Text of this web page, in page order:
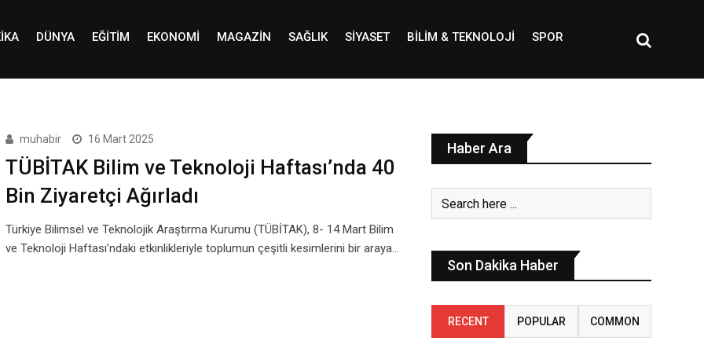
DÜNYA EĞITIM EKONOMI MAGAZIN SAĞLIK SIYASET BILIM & TEKNOLOJI SPOR
muhabir 16 Mart 2025
TÜBİTAK Bilim ve Teknoloji Haftası’nda 40
Bin Ziyaretçi Ağırladı
Türkiye Bilimsel ve Teknolojik Araştırma Kurumu (TÜBİTAK), 8- 14 Mart Bilim
ve Teknoloji Haftası’ndaki etkinlikleriyle toplumun çeşitli kesimlerini bir araya…
Haber Ara
Son Dakika Haber
RECENT POPULAR COMMON